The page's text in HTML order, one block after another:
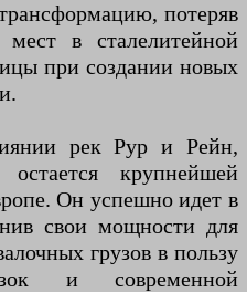
потеряв
в сталелитейной
при создании новых
рек Рур и Рейн,
крупнейшей
Он успешно идет в
свои мощности для
грузов в пользу
и современной